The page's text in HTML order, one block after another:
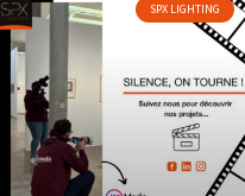
SPX LIGHTING